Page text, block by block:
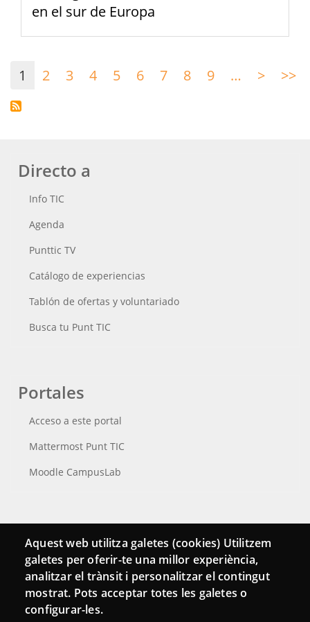
en el sur de Europa
1 2 3 4 5 6 7 8 9 … > >>
Directo a
Info TIC
Agenda
Punttic TV
Catálogo de experiencias
Tablón de ofertas y voluntariado
Busca tu Punt TIC
Portales
Acceso a este portal
Mattermost Punt TIC
Moodle CampusLab
Conecta
Contacto
Hemeroteca
Aquest web utilitza galetes (cookies) Utilitzem
galetes per oferir-te una millor experiència,
analitzar el trànsit i personalitzar el contingut
mostrat. Pots acceptar totes les galetes o
configurar-les.